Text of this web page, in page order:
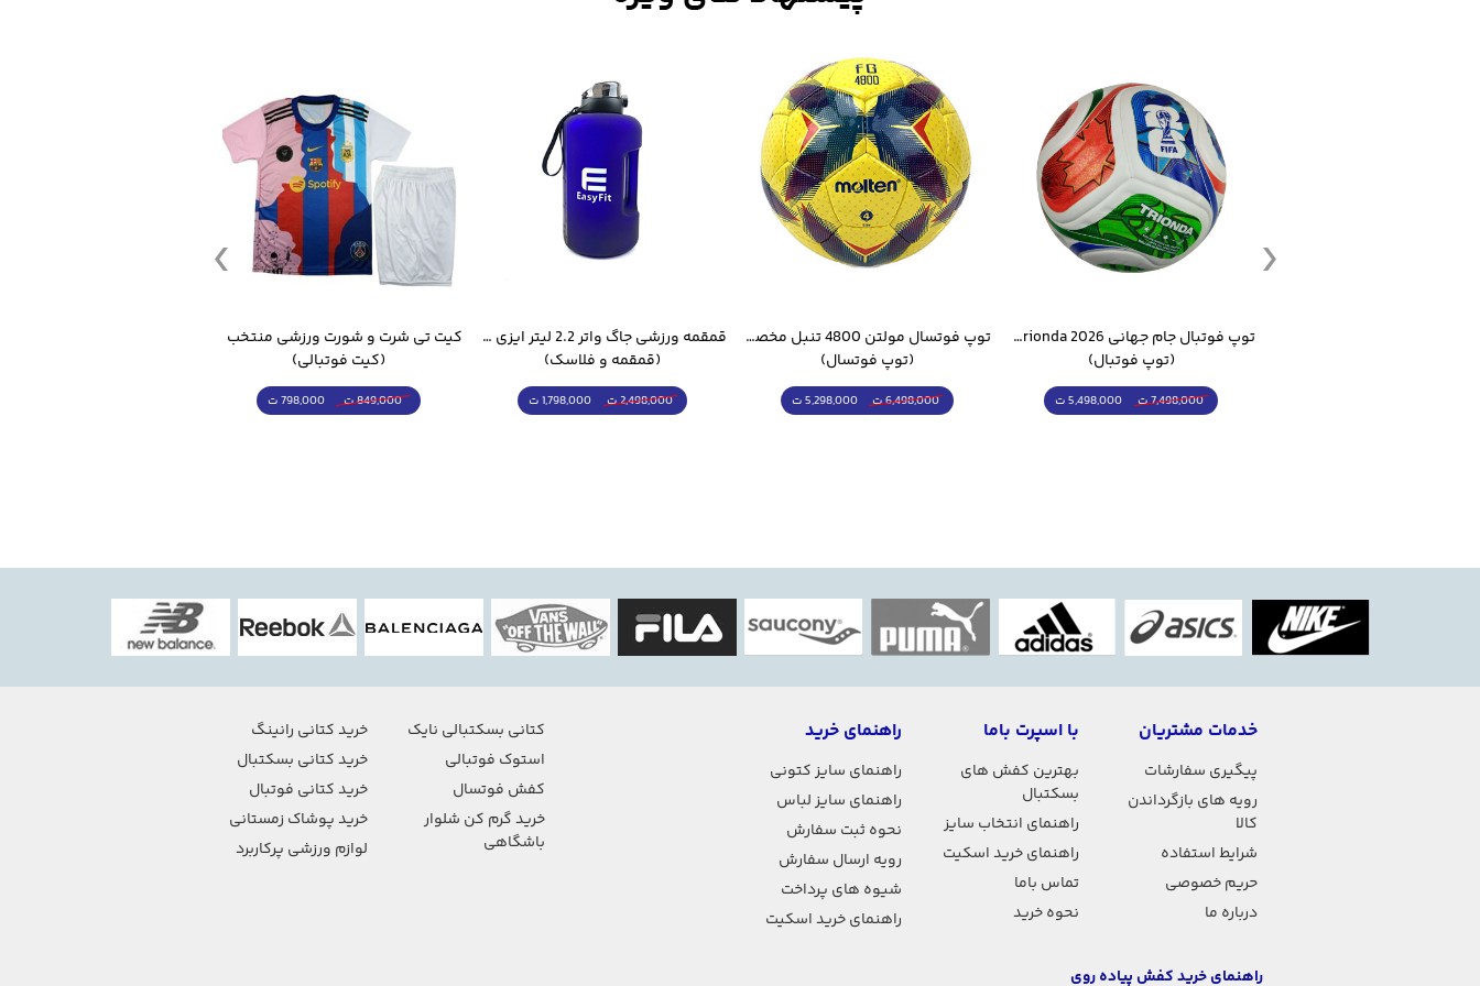
توپ فوتبال جام جهانی 2026 Trionda مشابه اورجینال
(توپ فوتبال)
7,498,000 ت 5,498,000 ت
توپ فوتسال مولتن 4800 تنبل مخصوص سالن
(توپ فوتسال)
6,498,000 ت 5,298,000 ت
قمقمه ورزشی جاگ واتر 2.2 لیتر ایزی فیت
(قمقمه و فلاسک)
2,498,000 ت 1,798,000 ت
(کیت فوتبالی)
849,000 ت 798,000 ت
خدمات مشتریان
پیگیری سفارشات
رویه های بازگرداندن
کالا
شرایط استفاده
حریم خصوصی
درباره ما
با اسپرت باما
بهترین کفش های
بسکتبال
راهنمای انتخاب سایز
راهنمای خرید اسکیت
تماس باما
نحوه خرید
راهنمای خرید
راهنمای سایز کتونی
راهنمای سایز لباس
نحوه ثبت سفارش
رویه ارسال سفارش
شیوه های پرداخت
راهنمای خرید اسکیت
کتانی بسکتبالی نایک
استوک فوتبالی
کفش فوتسال
خرید گرم کن شلوار
باشگاهی
خرید کتانی رانینگ
خرید کتانی بسکتبال
خرید کتانی فوتبال
خرید پوشاک زمستانی
لوازم ورزشی پرکاربرد
راهنمای خرید کفش پیاده روی